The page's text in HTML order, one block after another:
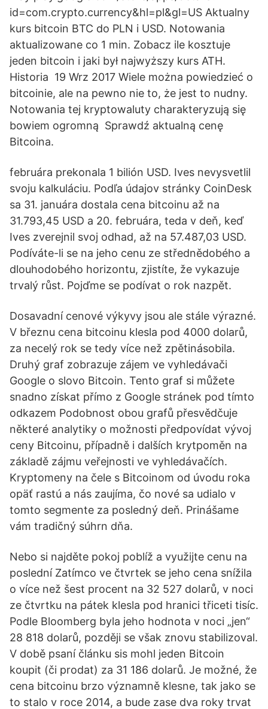
id=com.crypto.currency&hl=pl&gl=US Aktualny
kurs bitcoin BTC do PLN i USD. Notowania
aktualizowane co 1 min. Zobacz ile kosztuje
jeden bitcoin i jaki był najwyższy kurs ATH.
Historia 19 Wrz 2017 Wiele można powiedzieć o
bitcoinie, ale na pewno nie to, że jest to nudny.
Notowania tej kryptowaluty charakteryzują się
bowiem ogromną Sprawdź aktualną cenę
Bitcoina.
februára prekonala 1 bilión USD. Ives nevysvetlil
svoju kalkuláciu. Podľa údajov stránky CoinDesk
sa 31. januára dostala cena bitcoinu až na
31.793,45 USD a 20. februára, teda v deň, keď
Ives zverejnil svoj odhad, až na 57.487,03 USD.
Podíváte-li se na jeho cenu ze střednědobého a
dlouhodobého horizontu, zjistíte, že vykazuje
trvalý růst. Pojďme se podívat o rok nazpět.
Dosavadní cenové výkyvy jsou ale stále výrazné.
V březnu cena bitcoinu klesla pod 4000 dolarů,
za necelý rok se tedy více než zpětinásobila.
Druhý graf zobrazuje zájem ve vyhledávači
Google o slovo Bitcoin. Tento graf si můžete
snadno získat přímo z Google stránek pod tímto
odkazem Podobnost obou grafů přesvědčuje
některé analytiky o možnosti předpovídat vývoj
ceny Bitcoinu, případně i dalších krytpoměn na
základě zájmu veřejnosti ve vyhledávačích.
Kryptomeny na čele s Bitcoinom od úvodu roka
opäť rastú a nás zaujíma, čo nové sa udialo v
tomto segmente za posledný deň. Prinášame
vám tradičný súhrn dňa.
Nebo si najděte pokoj poblíž a využijte cenu na
poslední Zatímco ve čtvrtek se jeho cena snížila
o více než šest procent na 32 527 dolarů, v noci
ze čtvrtku na pátek klesla pod hranici třiceti tisíc.
Podle Bloomberg byla jeho hodnota v noci „jen“
28 818 dolarů, později se však znovu stabilizoval.
V době psaní článku sis mohl jeden Bitcoin
koupit (či prodat) za 31 186 dolarů. Je možné, že
cena bitcoinu brzo významně klesne, tak jako se
to stalo v roce 2014, a bude zase dva roky trvat